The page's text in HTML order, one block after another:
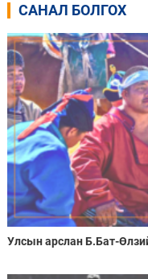
САНАЛ БОЛГОХ
Улсын арслан Б.Бат-